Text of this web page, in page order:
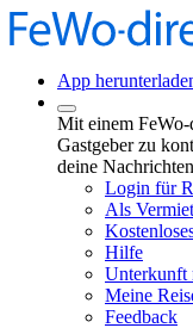
App
Mit einem
Gastgeber zu
deine
Login für
Als
Hilfe
Unterkunft
Meine
Feedback